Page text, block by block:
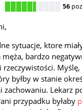
56
sytuacje, ktore
bardzo
byłby w stanie
zachowaniu. Lekarz
przypadku byłaby